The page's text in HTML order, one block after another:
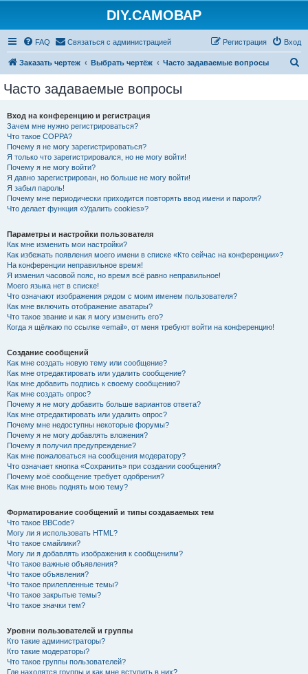
DIY.САМОВАР
FAQ Связаться с администрацией Вход
Регистрация
Заказать чертеж Выбрать чертёж Часто задаваемые вопросы
Часто задаваемые вопросы
Вход на конференцию и регистрация
Зачем мне нужно регистрироваться?
Что такое COPPA?
Почему я не могу зарегистрироваться?
Я только что зарегистрировался, но не могу войти!
Почему я не могу войти?
Я давно зарегистрирован, но больше не могу войти!
Я забыл пароль!
Почему мне периодически приходится повторять ввод имени и пароля?
Что делает функция «Удалить cookies»?
Параметры и настройки пользователя
Как мне изменить мои настройки?
Как избежать появления моего имени в списке «Кто сейчас на конференции»?
На конференции неправильное время!
Я изменил часовой пояс, но время всё равно неправильное!
Моего языка нет в списке!
Что означают изображения рядом с моим именем пользователя?
Как мне включить отображение аватары?
Что такое звание и как я могу изменить его?
Когда я щёлкаю по ссылке «email», от меня требуют войти на конференцию!
Создание сообщений
Как мне создать новую тему или сообщение?
Как мне отредактировать или удалить сообщение?
Как мне добавить подпись к своему сообщению?
Как мне создать опрос?
Почему я не могу добавить больше вариантов ответа?
Как мне отредактировать или удалить опрос?
Почему мне недоступны некоторые форумы?
Почему я не могу добавлять вложения?
Почему я получил предупреждение?
Как мне пожаловаться на сообщения модератору?
Что означает кнопка «Сохранить» при создании сообщения?
Почему моё сообщение требует одобрения?
Как мне вновь поднять мою тему?
Форматирование сообщений и типы создаваемых тем
Что такое BBCode?
Могу ли я использовать HTML?
Что такое смайлики?
Могу ли я добавлять изображения к сообщениям?
Что такое важные объявления?
Что такое объявления?
Что такое прилепленные темы?
Что такое закрытые темы?
Что такое значки тем?
Уровни пользователей и группы
Кто такие администраторы?
Кто такие модераторы?
Что такое группы пользователей?
Где находятся группы и как мне вступить в них?